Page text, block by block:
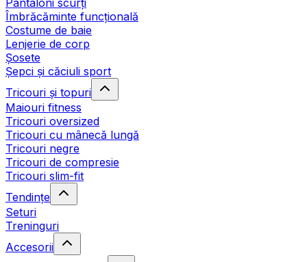
Pantaloni scurți
Îmbrăcăminte funcțională
Costume de baie
Lenjerie de corp
Șosete
Șepci și căciuli sport
Tricouri și topuri
Maiouri fitness
Tricouri oversized
Tricouri cu mânecă lungă
Tricouri negre
Tricouri de compresie
Tricouri slim-fit
Tendințe
Seturi
Treninguri
Accesorii